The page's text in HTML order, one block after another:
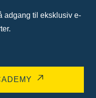
adgang til eksklusiv e-